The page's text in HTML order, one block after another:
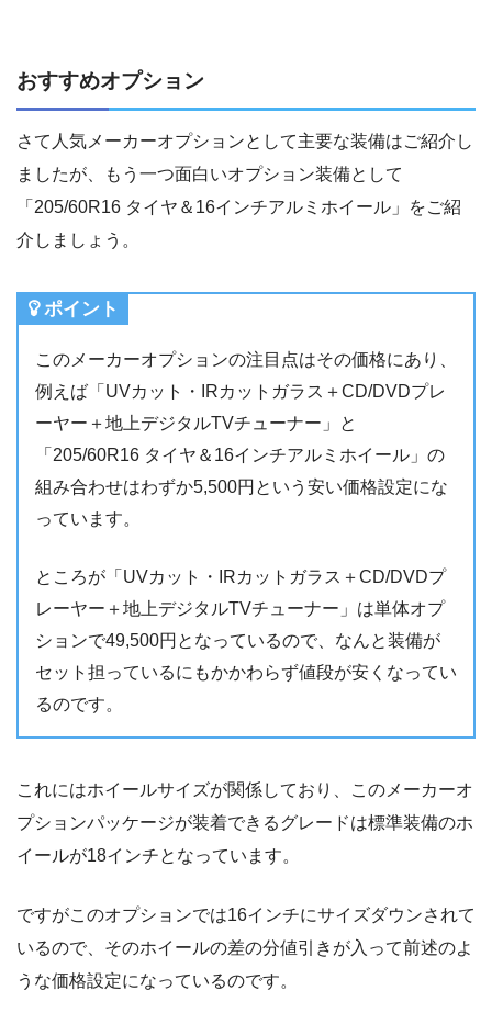
おすすめオプション
さて人気メーカーオプションとして主要な装備はご紹介し
ましたが、もう一つ面白いオプション装備として
「205/60R16 タイヤ＆16インチアルミホイール」をご紹
介しましょう。
ポイント
このメーカーオプションの注目点はその価格にあり、
例えば「UVカット・IRカットガラス＋CD/DVDプレ
ーヤー＋地上デジタルTVチューナー」と
「205/60R16 タイヤ＆16インチアルミホイール」の
組み合わせはわずか5,500円という安い価格設定にな
っています。
ところが「UVカット・IRカットガラス＋CD/DVDプ
レーヤー＋地上デジタルTVチューナー」は単体オプ
ションで49,500円となっているので、なんと装備が
セット担っているにもかかわらず値段が安くなってい
るのです。
これにはホイールサイズが関係しており、このメーカーオ
プションパッケージが装着できるグレードは標準装備のホ
イールが18インチとなっています。
ですがこのオプションでは16インチにサイズダウンされて
いるので、そのホイールの差の分値引きが入って前述のよ
うな価格設定になっているのです。